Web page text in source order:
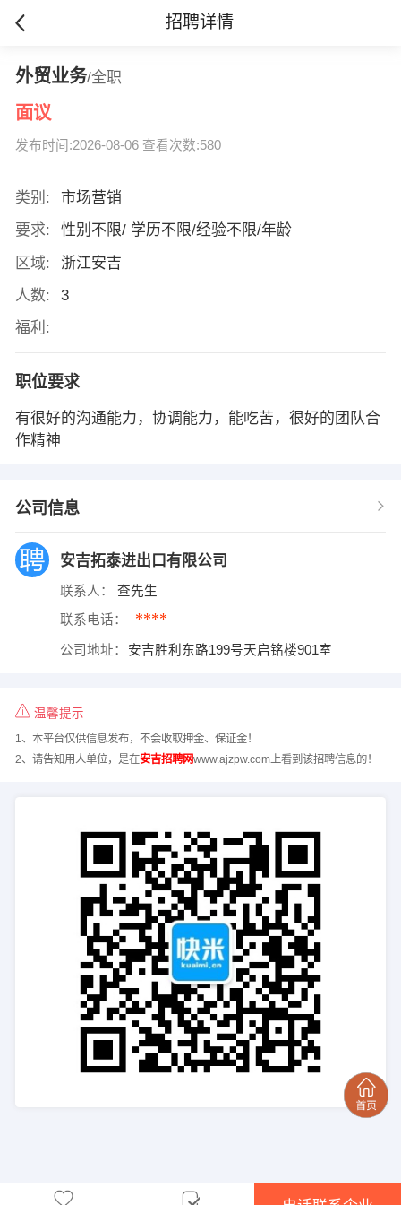
招聘详情
外贸业务/全职
面议
发布时间:2026-08-06 查看次数:580
类别:
市场营销
要求:
性别不限/ 学历不限/经验不限/年龄
区域:
浙江安吉
人数:
3
福利:
职位要求
有很好的沟通能力，协调能力，能吃苦，很好的团队合
作精神
公司信息
安吉拓泰进出口有限公司
联系人： 查先生
联系电话： ****
公司地址： 安吉胜利东路199号天启铭楼901室
温馨提示
1、本平台仅供信息发布，不会收取押金、保证金！
2、请告知用人单位，是在安吉招聘网www.ajzpw.com上看到该招聘信息的！